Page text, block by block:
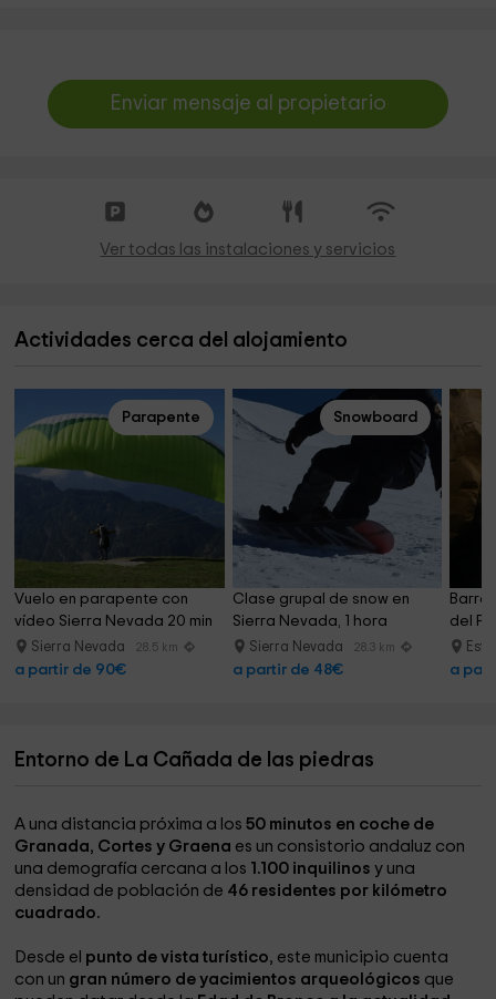
Enviar mensaje al propietario
Ver todas las instalaciones y servicios
Actividades cerca del alojamiento
Parapente
Vuelo en parapente con
vídeo Sierra Nevada 20 min
Sierra Nevada 28.5 km
a partir de 90€
Snowboard
Clase grupal de snow en
Sierra Nevada, 1 hora
Sierra Nevada 28.3 km
a partir de 48€
del
a
Entorno de La Cañada de las piedras
A una distancia próxima a los50 minutos en coche de
Granada, Cortes y Graena es un consistorio andaluz con
una demografía cercana a los 1.100 inquilinos y una
densidad de población de 46 residentes por kilómetro
cuadrado.
Desde el punto de vista turístico, este municipio cuenta
con un gran número de yacimientos arqueológicos que